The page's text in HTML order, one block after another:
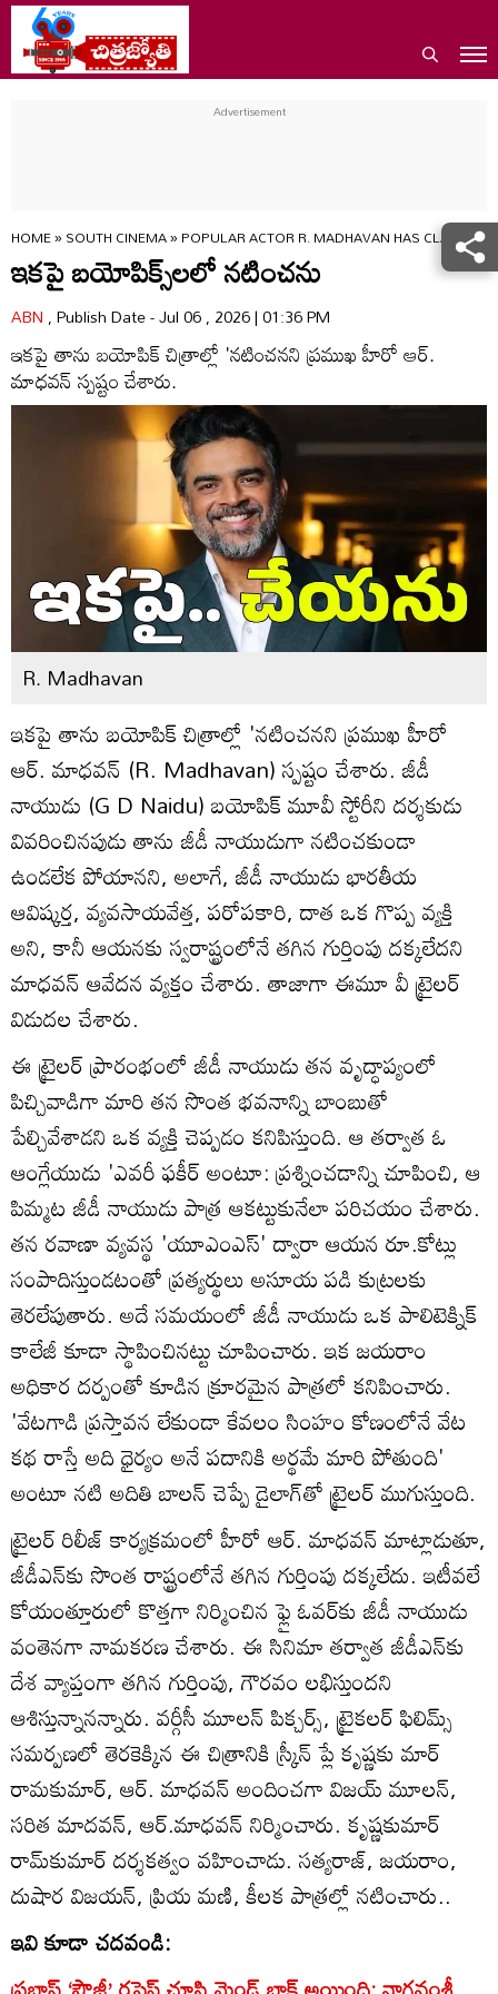
HOME»SOUTH CINEMA»POPULAR ACTOR R. MADHAVAN HAS
ఇకపై బయోపిక్స్‌ల‌లో నటించను
ABN, Publish Date - Jul 06 , 2026 | 01:36 PM
ఇకపై తాను బయోపిక్ చిత్రాల్లో 'నటించనని ప్రముఖ హీరో ఆర్.
మాధవన్ స్పష్టం చేశారు.
R. Madhavan
ఇకపై తాను బయోపిక్ చిత్రాల్లో 'నటించనని ప్రముఖ హీరో
ఆర్. మాధవన్ (R. Madhavan) స్పష్టం చేశారు. జీడీ
నాయుడు (G D Naidu) బయోపిక్ మూవీ స్టోరీని దర్శకుడు
వివరించినపుడు తాను జీడీ నాయుడుగా నటించకుండా
ఉండలేక పోయానని, అలాగే, జీడీ నాయుడు భారతీయ
ఆవిష్కర్త, వ్యవసాయవేత్త, పరోపకారి, దాత ఒక గొప్ప వ్యక్తి
అని, కానీ ఆయనకు స్వరాష్ట్రంలోనే తగిన గుర్తింపు దక్కలేదని
మాధవన్ ఆవేదన వ్యక్తం చేశారు. తాజాగా ఈమూ వీ ట్రైల‌ర్
విడుద‌ల చేశారు.
ఈ ట్రైలర్ ప్రారంభంలో జీడీ నాయుడు తన వృద్ధాప్యంలో
పిచ్చివాడిగా మారి తన సొంత భవనాన్ని బాంబుతో
పేల్చివేశాడని ఒక వ్యక్తి చెప్పడం కనిపిస్తుంది. ఆ తర్వాత ఓ
ఆంగ్లేయుడు 'ఎవరీ ఫకీర్ అంటూ: ప్రశ్నించడాన్ని చూపించి, ఆ
పిమ్మట జీడీ నాయుడు పాత్ర ఆకట్టుకునేలా పరిచయం చేశారు.
తన రవాణా వ్యవస్థ 'యూఎంఎస్' ద్వారా ఆయన రూ.కోట్లు
సంపాదిస్తుండటంతో ప్రత్యర్థులు అసూయ పడి కుట్రలకు
తెరలేపుతారు. అదే సమయంలో జీడీ నాయుడు ఒక పాలిటెక్నిక్
కాలేజీ కూడా స్థాపించినట్టు చూపించారు. ఇక జయరాం
అధికార దర్పంతో కూడిన క్రూరమైన పాత్రలో కనిపించారు.
'వేటగాడి ప్రస్తావన లేకుండా కేవలం సింహం కోణంలోనే వేట
కథ రాస్తే అది ధైర్యం అనే పదానికి అర్థమే మారి పోతుంది'
అంటూ నటి అదితి బాలన్ చెప్పే డైలాగ్‌తో ట్రైలర్ ముగుస్తుంది.
ట్రైలర్ రిలీజ్ కార్యక్రమంలో హీరో ఆర్. మాధవన్ మాట్లాడుతూ,
జీడీఎన్‌కు సొంత రాష్ట్రంలోనే తగిన గుర్తింపు దక్కలేదు. ఇటీవలే
కోయంత్తూరులో కొత్తగా నిర్మించిన ఫ్లై ఓవర్‌కు జీడీ నాయుడు
వంతెనగా నామకరణ చేశారు. ఈ సినిమా తర్వాత జీడీఎన్‌కు
దేశ వ్యాప్తంగా తగిన గుర్తింపు, గౌరవం లభిస్తుందని
ఆశిస్తున్నానన్నారు. వర్గీసీ మూలన్ పిక్చర్స్, ట్రైకలర్ ఫిలిమ్స్
సమర్పణలో తెరకెక్కిన ఈ చిత్రానికి స్క్రీన్ ప్లే కృష్ణకు మార్
రామకుమార్, ఆర్. మాధవన్ అందించ‌గా విజయ్ మూలన్,
సరిత మాదవన్, ఆర్.మాధవన్ నిర్మించారు. కృష్ణకుమార్
రామ్‌కుమార్ దర్శకత్వం వ‌హించాడు. సత్యరాజ్, జయరాం,
దుషార విజయన్, ప్రియ మణి, కీల‌క పాత్ర‌ల్లో న‌టించారు..
ఇవి కూడా చదవండి: